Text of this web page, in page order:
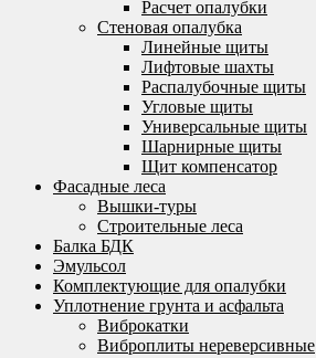
Расчет опалубки
Стеновая опалубка
Линейные щиты
Лифтовые шахты
Распалубочные щиты
Угловые щиты
Универсальные щиты
Шарнирные щиты
Щит компенсатор
Фасадные леса
Вышки-туры
Строительные леса
Балка БДК
Эмульсол
Комплектующие для опалубки
Уплотнение грунта и асфальта
Виброкатки
Виброплиты нереверсивные